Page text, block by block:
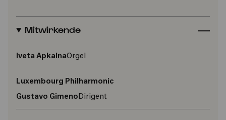
Mitwirkende
Iveta ApkalnaOrgel
Luxembourg Philharmonic
Gustavo GimenoDirigent